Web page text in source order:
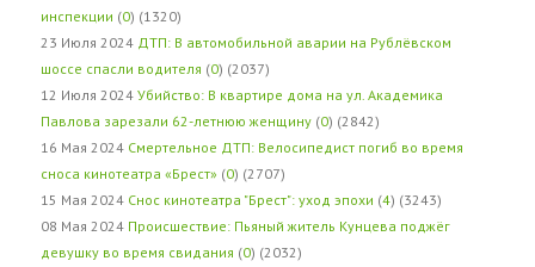
инспекции (0) (1320)
23 Июля 2024 ДТП: В автомобильной аварии на Рублёвском
шоссе спасли водителя (0) (2037)
12 Июля 2024 Убийство: В квартире дома на ул. Академика
Павлова зарезали 62-летнюю женщину (0) (2842)
16 Мая 2024 Смертельное ДТП: Велосипедист погиб во время
сноса кинотеатра «Брест» (0) (2707)
15 Мая 2024 Снос кинотеатра "Брест": уход эпохи (4) (3243)
08 Мая 2024 Происшествие: Пьяный житель Кунцева поджёг
девушку во время свидания (0) (2032)